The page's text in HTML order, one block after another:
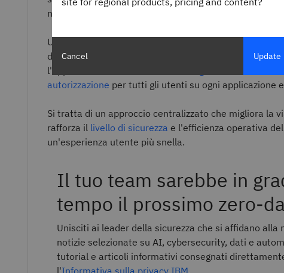
non autorizzati.
Un identity fabric aiuta a unificare i sistemi di identità
di un'organizzazione. Questa unificazione semplifica il
l'applicazione di misure coerenti di
autorizzazione per tutti gli utenti su ogni applicazione
Si tratta di un approccio centralizzato che migliora la
rafforza il livello di sicurezza e l'efficienza operativa
un'esperienza utente più snella.
Il tuo team sarebbe in
tempo il prossimo zero-
Unisciti ai leader della sicurezza che si affidano alla
notizie selezionate su AI, cybersecurity, dati e
tutorial e articoli informativi consegnati
l'Informativa sulla privacy IBM.
Cancel Update